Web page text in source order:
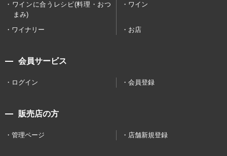
ワインに合うレシピ(料理・おつ
まみ)
ワイン
ワイナリー お店
会員サービス
ログイン 会員登録
販売店の方
管理ページ 店舗新規登録